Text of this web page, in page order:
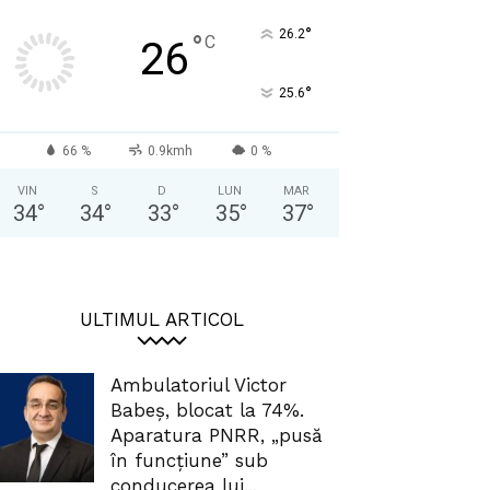
26°C 26.2°
25.6°
66 % 0.9kmh 0 %
VIN
34°
S
34°
D
33°
LUN
35°
MAR
37°
ULTIMUL ARTICOL
Ambulatoriul Victor
Babeș, blocat la 74%.
Aparatura PNRR, „pusă
în funcțiune” sub
conducerea lui...